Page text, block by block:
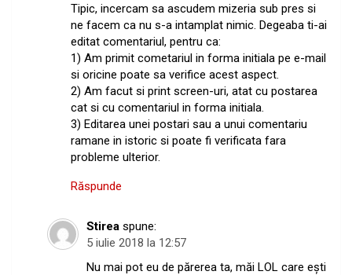
Tipic, incercam sa ascudem mizeria sub pres si
ne facem ca nu s-a intamplat nimic. Degeaba ti-ai
editat comentariul, pentru ca:
1) Am primit cometariul in forma initiala pe e-mail
si oricine poate sa verifice acest aspect.
2) Am facut si print screen-uri, atat cu postarea
cat si cu comentariul in forma initiala.
3) Editarea unei postari sau a unui comentariu
ramane in istoric si poate fi verificata fara
probleme ulterior.
Răspunde
Stirea spune:
5 iulie 2018 la 12:57
Nu mai pot eu de părerea ta, măi LOL care eşti